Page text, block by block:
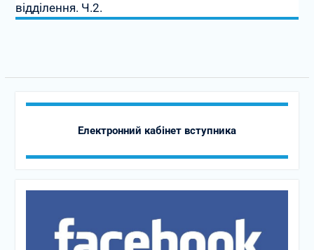
відділення. Ч.2.
Електронний кабінет вступника